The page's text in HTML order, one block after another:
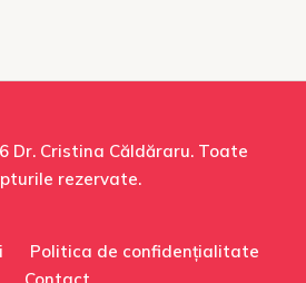
Dr. Cristina Căldăraru. Toate
rezervate.
Politica de confidențialitate
Contact